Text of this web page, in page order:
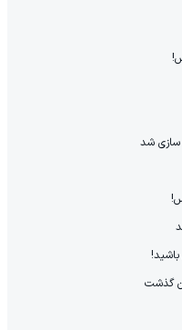
سازی شد